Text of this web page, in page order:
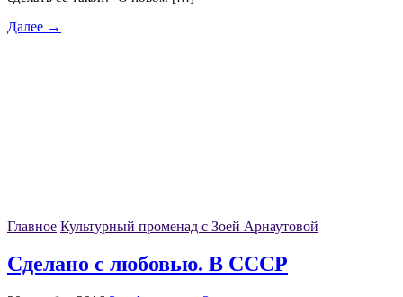
Далее →
Главное Культурный променад с Зоей Арнаутовой
Сделано с любовью. В СССР